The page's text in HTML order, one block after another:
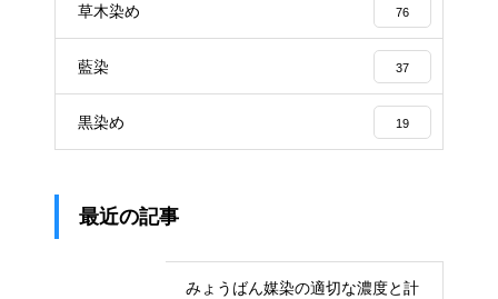
草木染め 76
藍染 37
黒染め 19
最近の記事
みょうばん媒染の適切な濃度と計